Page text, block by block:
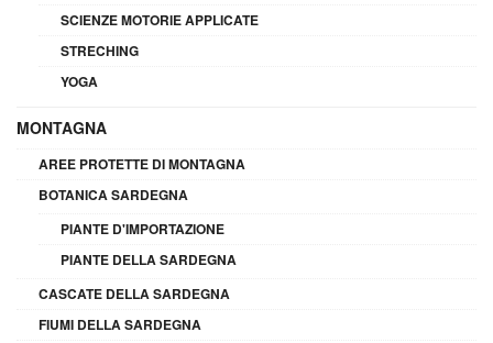
SCIENZE MOTORIE APPLICATE
STRECHING
YOGA
MONTAGNA
AREE PROTETTE DI MONTAGNA
BOTANICA SARDEGNA
PIANTE D'IMPORTAZIONE
PIANTE DELLA SARDEGNA
CASCATE DELLA SARDEGNA
FIUMI DELLA SARDEGNA